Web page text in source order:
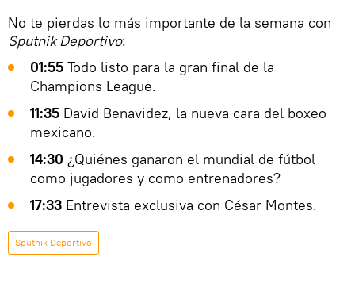
No te pierdas lo más importante de la semana con
Sputnik Deportivo:
01:55 Todo listo para la gran final de la
Champions League.
11:35 David Benavidez, la nueva cara del boxeo
mexicano.
14:30 ¿Quiénes ganaron el mundial de fútbol
como jugadores y como entrenadores?
17:33 Entrevista exclusiva con César Montes.
Sputnik Deportivo